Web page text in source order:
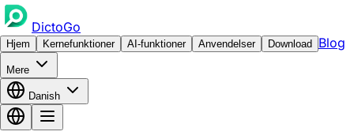
DictoGo
Hjem Kernefunktioner AI-funktioner Anvendelser Download Blog
Mere
Danish